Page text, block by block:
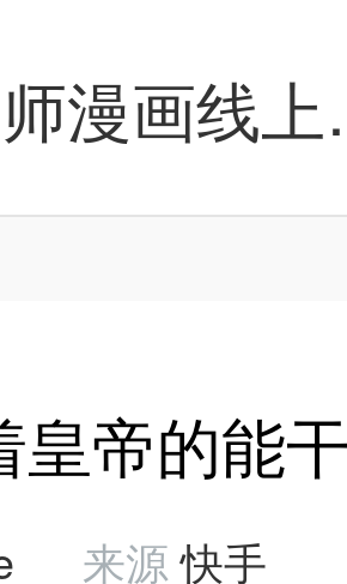
漫画线
皇帝的能
来源 快手